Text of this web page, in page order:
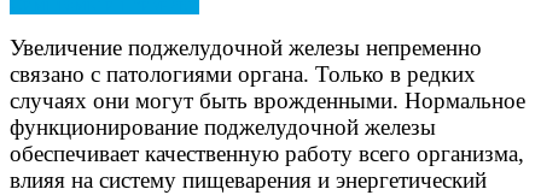
Увеличение поджелудочной железы непременно
связано с патологиями органа. Только в редких
случаях они могут быть врожденными. Нормальное
функционирование поджелудочной железы
обеспечивает качественную работу всего организма,
влияя на систему пищеварения и энергетический